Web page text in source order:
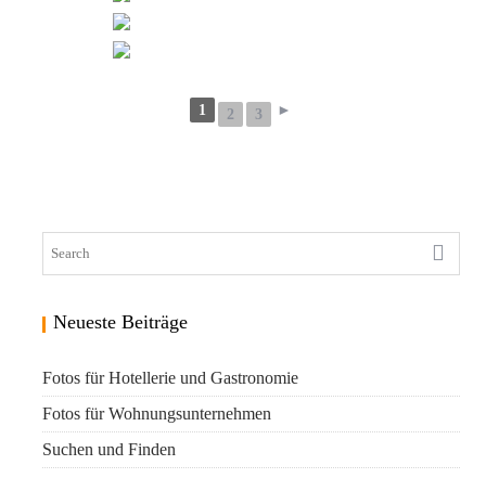
1 2 3 ►
Neueste Beiträge
Fotos für Hotellerie und Gastronomie
Fotos für Wohnungsunternehmen
Suchen und Finden